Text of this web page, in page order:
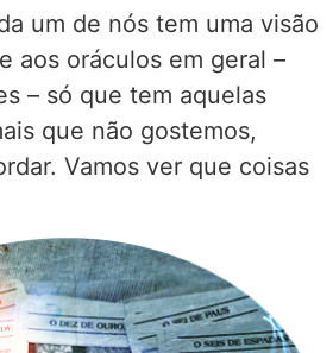
um de nós tem uma visão
aos oráculos em geral –
– só que tem aquelas
que não gostemos,
Vamos ver que coisas